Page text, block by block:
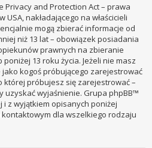
Privacy and Protection Act – prawa
nakładającego na właścicieli
mogą zbierać informacje od
niż 13 lat – obowiązek posiadania
prawnych na zbieranie
13 roku życia. Jeżeli nie masz
kogoś próbującego zarejestrować
której próbujesz się zarejestrować –
uzyskać wyjaśnienie. Grupa phpBB™
z wyjątkiem opisanych poniżej
dla wszelkiego rodzaju